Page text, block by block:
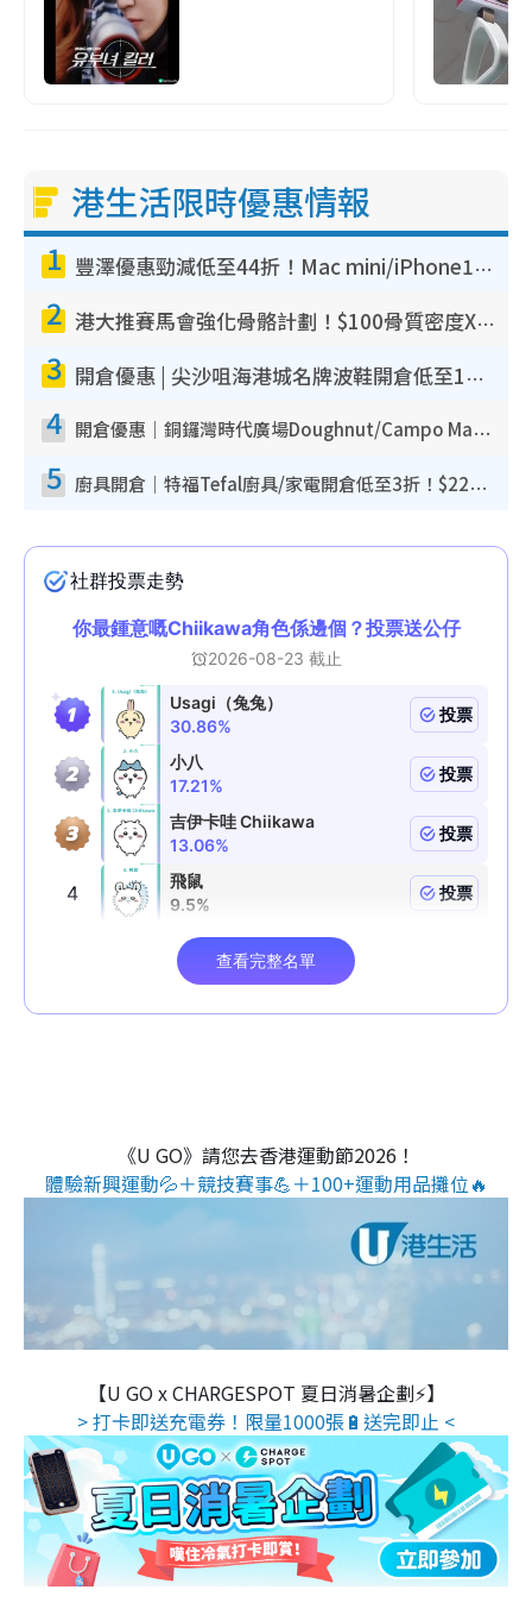
港生活限時優惠情報
1 豐澤優惠勁減低至44折！Mac mini/iPhone17Pro大減價！廚房家電$220起
2 港大推賽馬會強化骨骼計劃！$100骨質密度X光檢查 完成免費運動訓練送超市禮券！附參加資格
3 開倉優惠 | 尖沙咀海港城名牌波鞋開倉低至1折！On鞋$899起／Joy&Peace鞋履$98起
4 開倉優惠｜銅鑼灣時代廣場Doughnut/Campo Marzio開倉低至1折！背囊、書包、手袋劈價$200起
5 廚具開倉｜特福Tefal廚具/家電開倉低至3折！$220起買平底鍋/炒鑊/湯煲！電飯煲/吸塵機/燙斗$418起
《U GO》請您去香港運動節2026！
體驗新興運動💦＋競技賽事💪＋100+運動用品攤位🔥
【U GO x CHARGESPOT 夏日消暑企劃⚡】
> 打卡即送充電券！限量1000張🔋送完即止 <